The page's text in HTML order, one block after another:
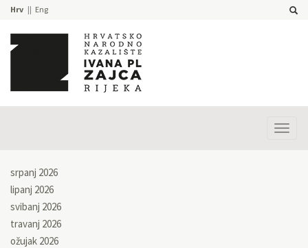
Hrv Eng
srpanj 2026
lipanj 2026
svibanj 2026
travanj 2026
ožujak 2026